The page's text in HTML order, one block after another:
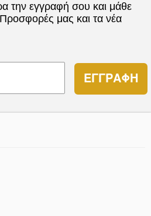
την εγγραφή σου και μάθε
μας και τα νέα
ΕΓΓΡΑΦΗ